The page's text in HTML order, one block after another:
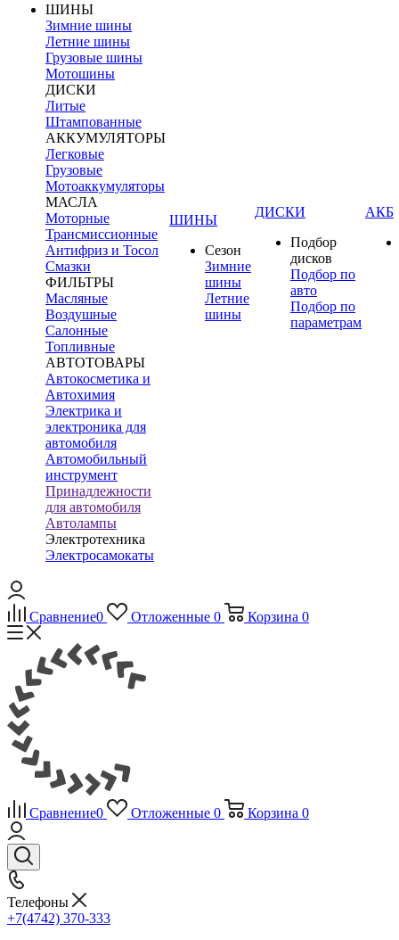
ШИНЫ
Зимние шины
Летние шины
Грузовые шины
Мотошины
ДИСКИ
Литые
Штампованные
АККУМУЛЯТОРЫ
Легковые
Грузовые
Мотоаккумуляторы
МАСЛА
Моторные
Трансмиссионные
Антифриз и Тосол
Смазки
ФИЛЬТРЫ
Масляные
Воздушные
Салонные
Топливные
АВТОТОВАРЫ
Автокосметика и
Автохимия
Электрика и
электроника для
автомобиля
Автомобильный
инструмент
Принадлежности
для автомобиля
Автолампы
Электротехника
Электросамокаты
ШИНЫ
Сезон
Зимние
шины
Летние
шины
ДИСКИ
Подбор
дисков
Подбор по
авто
Подбор по
параметрам
АКБ
Сравнение0 Отложенные 0 Корзина 0
Сравнение0 Отложенные 0 Корзина 0
Телефоны
+7(4742) 370-333